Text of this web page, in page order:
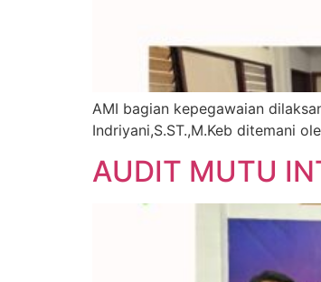
AMI bagian kepegawaian
Indriyani,S.ST.,M.Keb ditemani
AUDIT MUTU